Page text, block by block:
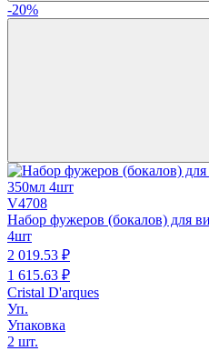
-20%
V4708
Набор фужеров (бокалов)
4шт
2 019.53 ₽
1 615.63 ₽
Cristal D'arques
Уп.
Упаковка
2 шт.